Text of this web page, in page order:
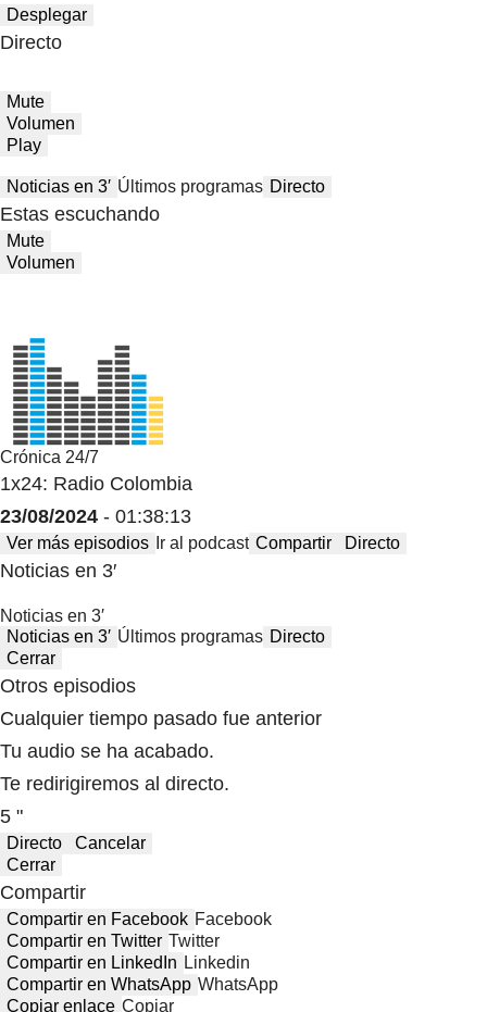
Desplegar
Directo
Mute
Volumen
Play
Noticias en 3′ Últimos programas Directo
Estas escuchando
Mute
Volumen
Crónica 24/7
1x24: Radio Colombia
23/08/2024 - 01:38:13
Ver más episodios Ir al podcast Compartir Directo
Noticias en 3′
Noticias en 3′
Noticias en 3′ Últimos programas Directo
Cerrar
Otros episodios
Cualquier tiempo pasado fue anterior
Tu audio se ha acabado.
Te redirigiremos al directo.
5 "
Directo
Cancelar
Cerrar
Compartir
Compartir en Facebook Facebook
Compartir en Twitter Twitter
Compartir en LinkedIn Linkedin
Compartir en WhatsApp WhatsApp
Copiar enlace Copiar